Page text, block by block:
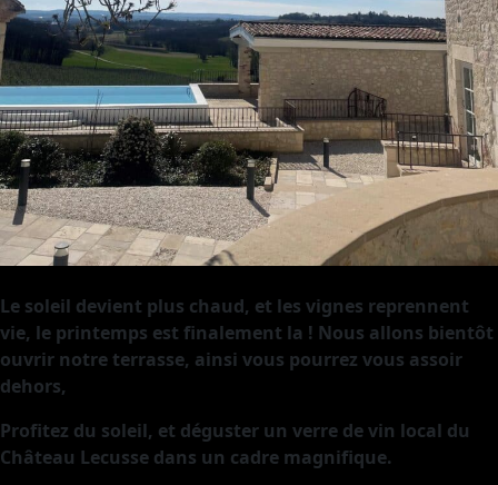
Le soleil devient plus chaud, et les vignes reprennent
vie, le printemps est finalement la ! Nous allons bientôt
ouvrir notre terrasse, ainsi vous pourrez vous assoir
dehors,
Profitez du soleil, et déguster un verre de vin local du
Château Lecusse dans un cadre magnifique.